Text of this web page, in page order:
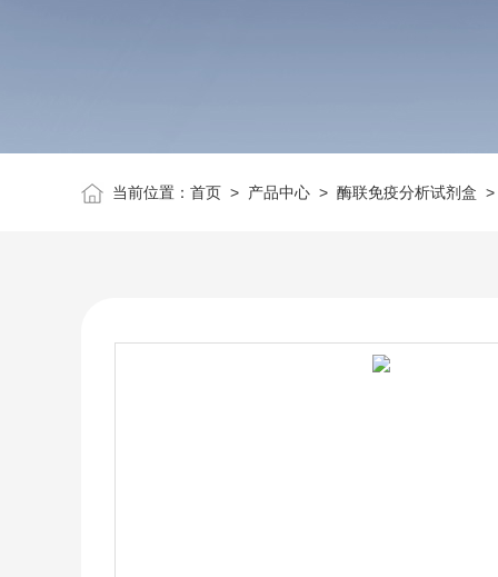
当前位置： 首页> 产品中心> 酶联免疫分析试剂盒